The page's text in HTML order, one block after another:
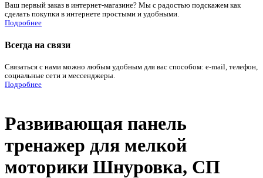
Ваш первый заказ в интернет-магазине? Мы с радостью подскажем как
сделать покупки в интернете простыми и удобными.
Подробнее
Всегда на связи
Связаться с нами можно любым удобным для вас способом: e-mail, телефон,
социальные сети и мессенджеры.
Подробнее
Развивающая панель
тренажер для мелкой
моторики Шнуровка, СП